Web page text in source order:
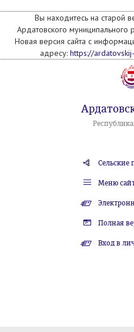
Вы находитесь на старой
Ардатовского
Новая версия сайта с
адресу: https://
Сельские
Меню
Полная
Вход в